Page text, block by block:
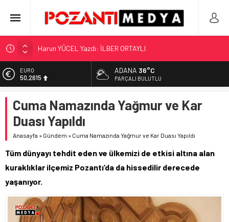
Harun YÜCEL Yazdı: İLBER ORTAYLI
“KILAVUZ HATİCE’NİN MEZARI NEREDE?!!!”
Adana’nın Gizli Cenneti Pozantı Akçatekir Yaylası
Yılmaz Soğutma’dan Buzdolabı Uyarısı
Gaziantep, Mersin ve Adana’da Web Tasarımın Öncüsü GZR
Ajans
EURO
50,2615
5.910,66
BİST
11.456,34
42,6961
ADANA 36°C
PARÇALI BULUTLU
Cuma Namazında Yağmur ve Kar
Duası Yapıldı
Anasayfa » Gündem » Cuma Namazında Yağmur ve Kar Duası Yapıldı
Tüm dünyayı tehdit eden ve ülkemizi de etkisi altına alan
kuraklıklar ilçemiz Pozantı’da da hissedilir derecede
yaşanıyor.